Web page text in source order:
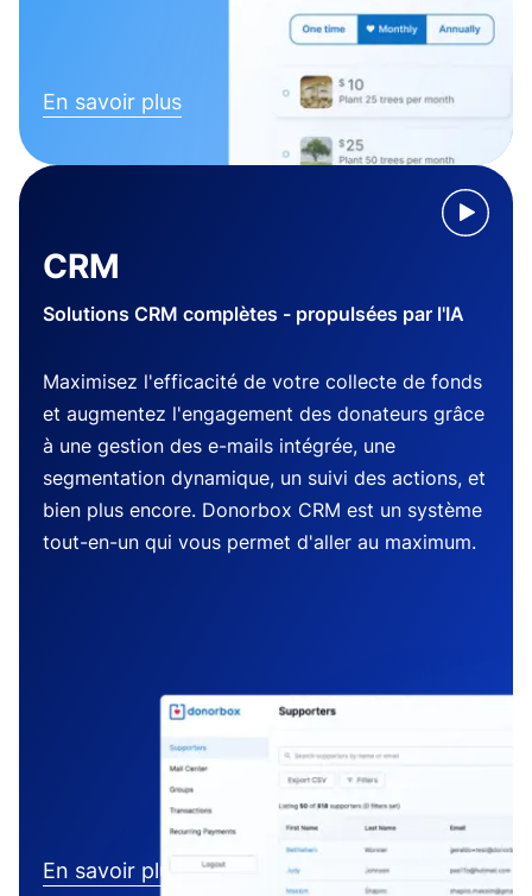
En savoir plus
CRM
Solutions CRM complètes - propulsées par l'IA
Maximisez l'efficacité de votre collecte de fonds
et augmentez l'engagement des donateurs grâce
à une gestion des e-mails intégrée, une
segmentation dynamique, un suivi des actions, et
bien plus encore. Donorbox CRM est un système
tout-en-un qui vous permet d'aller au maximum.
En savoir plus